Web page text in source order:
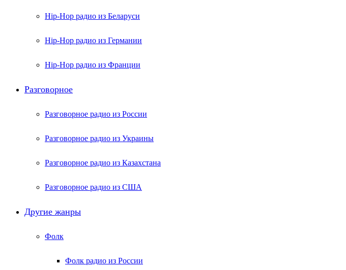
Hip-Hop радио из Беларуси
Hip-Hop радио из Германии
Hip-Hop радио из Франции
Разговорное
Разговорное радио из России
Разговорное радио из Украины
Разговорное радио из Казахстана
Разговорное радио из США
Другие жанры
Фолк
Фолк радио из России